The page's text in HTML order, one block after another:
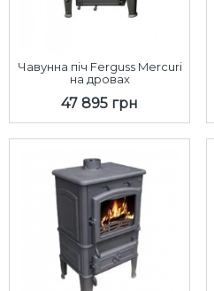
Чавунна піч Ferguss Mercuri
на дровах
47 895 грн